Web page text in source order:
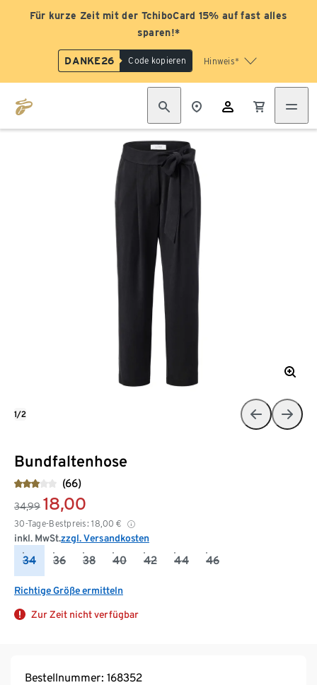
Für kurze Zeit mit der TchiboCard 15% auf fast alles
sparen!*
DANKE26 Code kopieren Hinweis*
Bundfaltenhose
(66)
34,99 18,00
30-Tage-Bestpreis: 18,00 €
inkl. MwSt.zzgl. Versandkosten
34 36 38 40 42 44 46
Richtige Größe ermitteln
Zur Zeit nicht verfügbar
1/2
Bestellnummer: 168352